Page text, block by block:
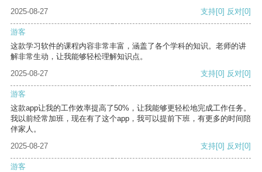
2025-08-27
支持[0] 反对[0]
游客
这款学习软件的课程内容非常丰富，涵盖了各个学科的知识。老师的讲
解非常生动，让我能够轻松理解知识点。
2025-08-27
支持[0] 反对[0]
游客
这款app让我的工作效率提高了50%，让我能够更轻松地完成工作任务。
我以前经常加班，现在有了这个app，我可以提前下班，有更多的时间陪
伴家人。
2025-08-27
支持[0] 反对[0]
游客